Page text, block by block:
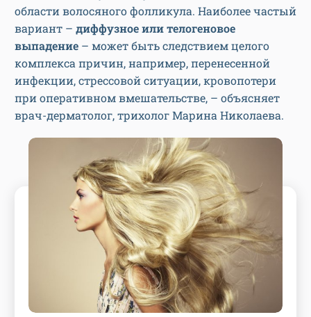
области волосяного фолликула. Наиболее частый
вариант – диффузное или телогеновое
выпадение – может быть следствием целого
комплекса причин, например, перенесенной
инфекции, стрессовой ситуации, кровопотери
при оперативном вмешательстве, – объясняет
врач-дерматолог, трихолог Марина Николаева.